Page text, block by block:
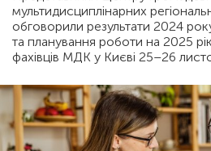
мультидисциплінарних
обговорили результати 2024
та планування роботи на 2025 рік
фахівців МДК у Києві 25–26